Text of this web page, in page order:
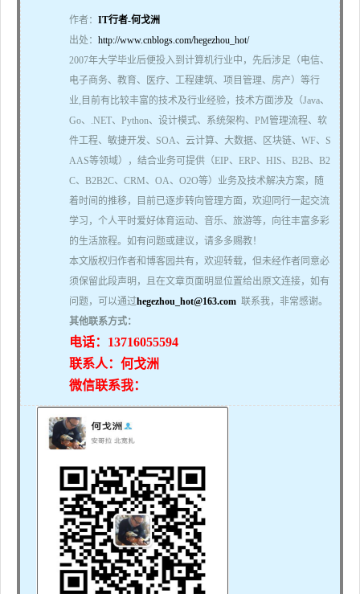
作者： IT行者-何戈洲
出处： http://www.cnblogs.com/hegezhou_hot/
2007年大学毕业后便投入到计算机行业中，先后涉足（电信、
电子商务、教育、医疗、工程建筑、项目管理、房产）等行
业,目前有比较丰富的技术及行业经验，技术方面涉及（Java、
Go、.NET、Python、设计模式、系统架构、PM管理流程、软
件工程、敏捷开发、SOA、云计算、大数据、区块链、WF、S
AAS等领域），结合业务可提供（EIP、ERP、HIS、B2B、B2
C、B2B2C、CRM、OA、O2O等）业务及技术解决方案，随
着时间的推移，目前已逐步转向管理方面，欢迎同行一起交流
学习，个人平时爱好体育运动、音乐、旅游等，向往丰富多彩
的生活旅程。如有问题或建议，请多多赐教！
本文版权归作者和博客园共有，欢迎转载，但未经作者同意必
须保留此段声明，且在文章页面明显位置给出原文连接，如有
问题，可以通过hegezhou_hot@163.com 联系我，非常感谢。
其他联系方式：
电话：13716055594
联系人：何戈洲
微信联系我：